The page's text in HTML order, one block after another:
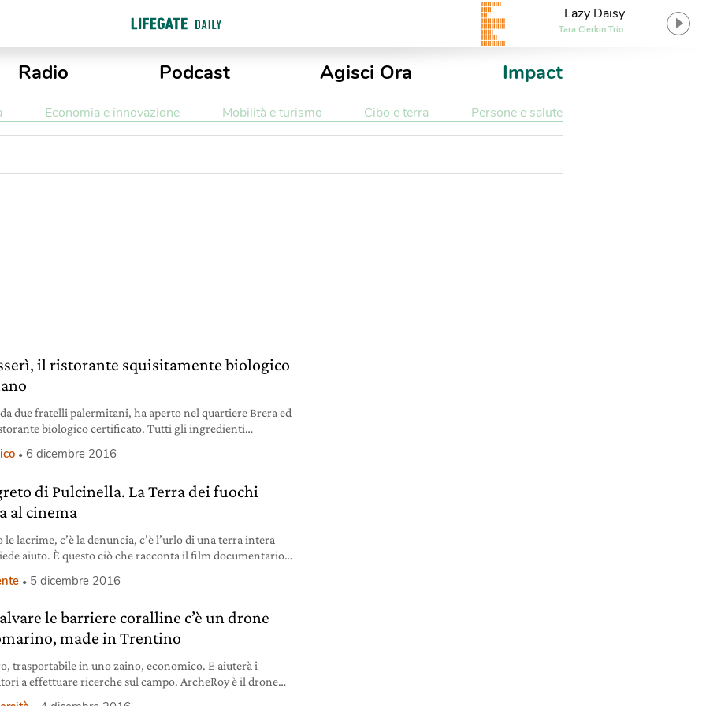
Lazy Daisy
Tara Clerkin Trio
Radio Podcast Agisci Ora Impact
Economia e innovazione Mobilità e turismo Cibo e terra Persone e salute
il ristorante squisitamente biologico
due fratelli palermitani, ha aperto nel quartiere Brera ed
biologico certificato. Tutti gli ingredienti
pesce, pizza, veg.
6 dicembre 2016
di Pulcinella. La Terra dei fuochi
al cinema
le lacrime, c’è la denuncia, c’è l’urlo di una terra intera
aiuto. È questo ciò che racconta il film documentario
cinematografiche in queste settimane. Un
Felix
5 dicembre 2016
le barriere coralline c’è un drone
made in Trentino
trasportabile in uno zaino, economico. E aiuterà i
a effettuare ricerche sul campo. ArcheRoy è il drone